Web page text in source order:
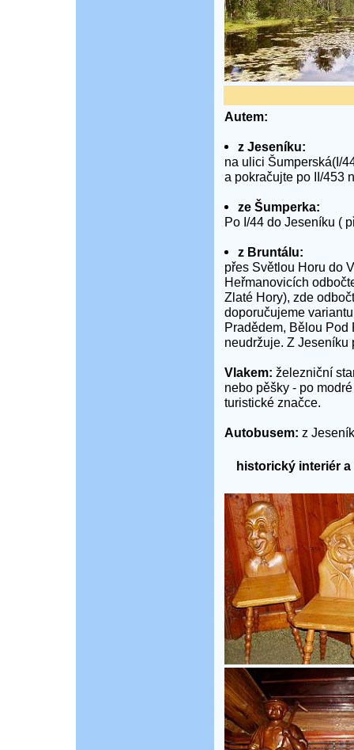
Autem:
z Jeseníku:
na ulici Šumperská(I/
a pokračujte po II/453
ze Šumperka:
Po I/44 do Jeseníku (
z Bruntálu:
přes Světlou Horu do
Heřmanovicích
Zlaté Hory), zde
doporučujeme
Pradědem, Bělou Pod
neudržuje. Z Jeseníku
Vlakem: železniční
nebo pěšky - po
turistické značce.
Autobusem: z
historický interiér